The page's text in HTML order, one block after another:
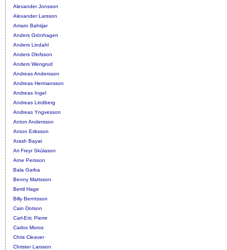
Alexander Jonsson
Alexander Larsson
Amaro Bahtijar
Anders Grönhagen
Anders Lindahl
Anders Olofsson
Anders Wengrud
Andreas Andersson
Andreas Hermansson
Andreas Ingel
Andreas Lindberg
Andreas Yngvesson
Anton Andersson
Anton Eriksson
Arash Bayat
Ari Freyr Skúlason
Arne Persson
Bala Garba
Benny Mattsson
Bertil Hage
Billy Berntsson
Cain Dotson
Carl-Eric Pierre
Carlos Moros
Chris Cleaver
Christer Larsson